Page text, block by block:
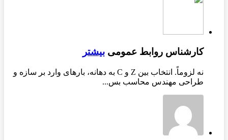
کارشناس روابط عمومی بیشتر
نه لزوماً. انتخاب بین Z و C به دهانه، بارهای وارد بر سازه و
طراحی مهندس محاسب بس...